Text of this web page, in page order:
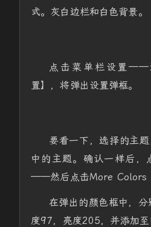
式。灰白边栏和白色背景。
点击菜单栏设置——
置】，将弹出设置弹框。
要看一下，选择的主
中的主题。确认一样后，
——然后点击More Colors
在弹出的颜色框中，
度97，亮度205，并添加至